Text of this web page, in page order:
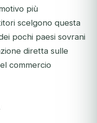
più
scelgono questa
pochi paesi sovrani
diretta sulle
commercio